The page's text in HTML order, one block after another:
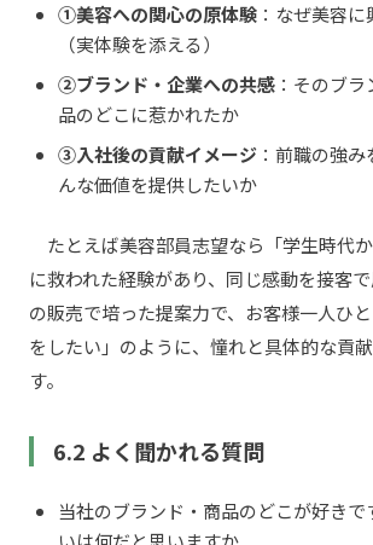
①美容への関心の原体験 ：なぜ美容
（実体験を添える）
②ブランド・企業への共感 ：そのブ
品のどこに惹かれたか
③入社後の貢献イメージ ：前職の強
んな価値を提供したいか
たとえば美容部員志望なら「学生時代
に救われた経験があり、同じ感動を接客
の販売で培った提案力で、お客様一人ひ
をしたい」のように、憧れと具体的な貢
す。
6.2 よく聞かれる質問
当社のブランド・商品のどこが好き